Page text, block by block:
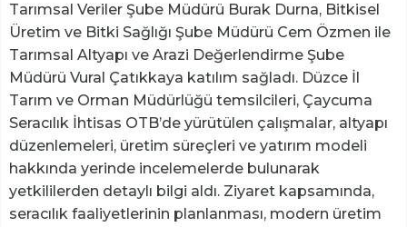
Tarımsal Veriler Şube Müdürü Burak Durna, Bitkisel
Üretim ve Bitki Sağlığı Şube Müdürü Cem Özmen ile
Tarımsal Altyapı ve Arazi Değerlendirme Şube
Müdürü Vural Çatıkkaya katılım sağladı. Düzce İl
Tarım ve Orman Müdürlüğü temsilcileri, Çaycuma
Seracılık İhtisas OTB’de yürütülen çalışmalar, altyapı
düzenlemeleri, üretim süreçleri ve yatırım modeli
hakkında yerinde incelemelerde bulunarak
yetkililerden detaylı bilgi aldı. Ziyaret kapsamında,
seracılık faaliyetlerinin planlanması, modern üretim